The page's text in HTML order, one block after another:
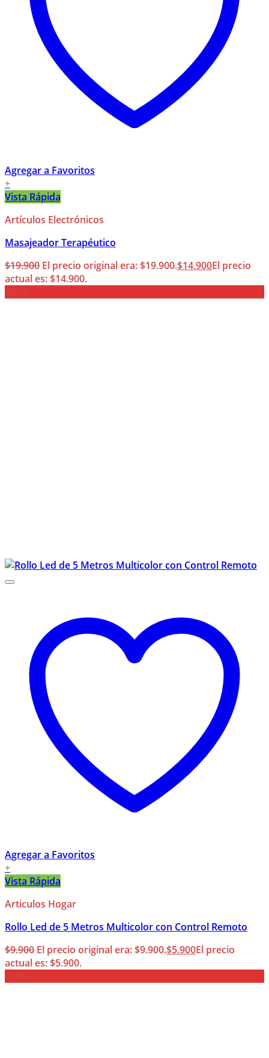
Agregar a Favoritos
+
Vista Rápida
Artículos Electrónicos
Masajeador Terapéutico
$19.900 El precio original era: $19.900.$14.900El precio
actual es: $14.900.
Agregar a Favoritos
+
Vista Rápida
Articulos Hogar
Rollo Led de 5 Metros Multicolor con Control Remoto
$9.900 El precio original era: $9.900.$5.900El precio
actual es: $5.900.